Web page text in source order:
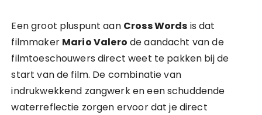
Een groot pluspunt aan Cross Words is dat
filmmaker Mario Valero de aandacht van de
filmtoeschouwers direct weet te pakken bij de
start van de film. De combinatie van
indrukwekkend zangwerk en een schuddende
waterreflectie zorgen ervoor dat je direct